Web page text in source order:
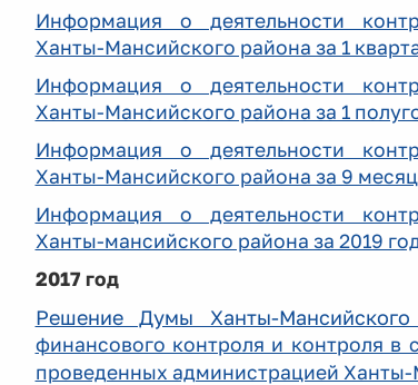
Информация о деятельности
Ханты-Мансийского района за 1
Информация о деятельности
Ханты-Мансийского района за 1
Информация о деятельности
Ханты-Мансийского района за 9
Информация о деятельности
Ханты-мансийского района за 2019
2017 год
Решение Думы Ханты-Мансийского
финансового контроля и контроля в
проведенных администрацией